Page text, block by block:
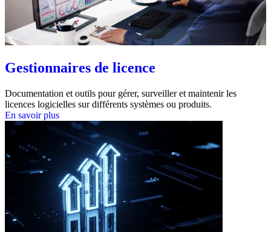
Gestionnaires de licence
Documentation et outils pour gérer, surveiller et maintenir les
licences logicielles sur différents systèmes ou produits.
En savoir plus